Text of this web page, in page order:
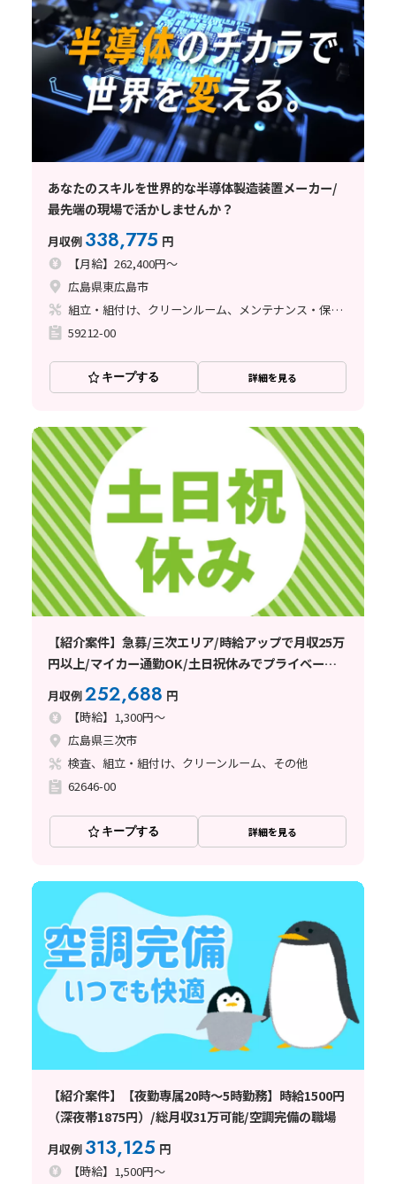
あなたのスキルを世界的な半導体製造装置メーカー/
最先端の現場で活かしませんか？
月収例 338,775 円
【月給】262,400円～
広島県東広島市
組立・組付け、クリーンルーム、メンテナンス・保全、立ち作業、その他
59212-00
キープする 詳細を見る
【紹介案件】急募/三次エリア/時給アップで月収25万
円以上/マイカー通勤OK/土日祝休みでプライベート
との両立◎
月収例252,688 円
【時給】1,300円～
広島県三次市
検査、組立・組付け、クリーンルーム、その他
62646-00
キープする 詳細を見る
【紹介案件】【夜勤専属20時～5時勤務】時給1500円
（深夜帯1875円）/総月収31万可能/空調完備の職場
月収例 313,125 円
【時給】1,500円～